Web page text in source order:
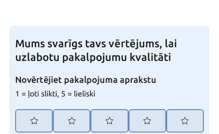
Mums svarīgs tavs vērtējums, lai
uzlabotu pakalpojumu kvalitāti
Novērtējiet pakalpojuma aprakstu
1 = ļoti slikti, 5 = lieliski